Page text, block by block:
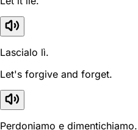
Lascialo lì.
Let's forgive and forget.
Perdoniamo e dimentichiamo.